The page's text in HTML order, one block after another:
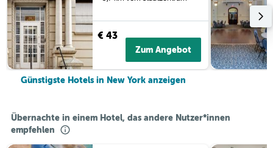
€ 43
Zum Angebot
Günstigste Hotels in New York anzeigen
Übernachte in einem Hotel, das andere Nutzer*innen
empfehlen